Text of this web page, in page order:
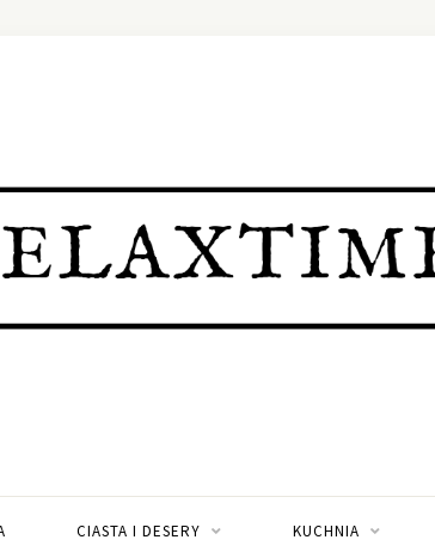
CIASTA I DESERY KUCHNIA